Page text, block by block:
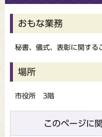
おもな業務
秘書、儀式、表彰に関する
場所
市役所 3階
このページに